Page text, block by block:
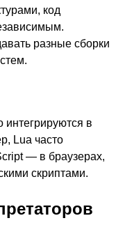
код
разные сборки
интегрируются в
Lua часто
— в браузерах,
скриптами.